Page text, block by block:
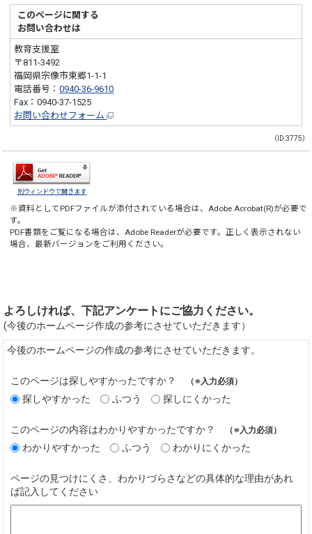
このページに関する
お問い合わせは
教育支援室
〒811-3492
福岡県宗像市東郷1-1-1
電話番号：0940-36-9610
Fax：0940-37-1525
お問い合わせフォーム
（ID:3775）
別ウィンドウで開きます
※資料としてPDFファイルが添付されている場合は、Adobe Acrobat(R)が必要で
す。
PDF書類をご覧になる場合は、Adobe Readerが必要です。正しく表示されない
場合、最新バージョンをご利用ください。